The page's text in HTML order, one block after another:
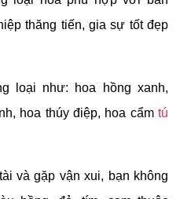
thăng tiến, gia sự tốt đẹp
loại như: hoa hồng xanh,
hoa thúy điệp, hoa cẩm tú
và gặp vận xui, bạn không